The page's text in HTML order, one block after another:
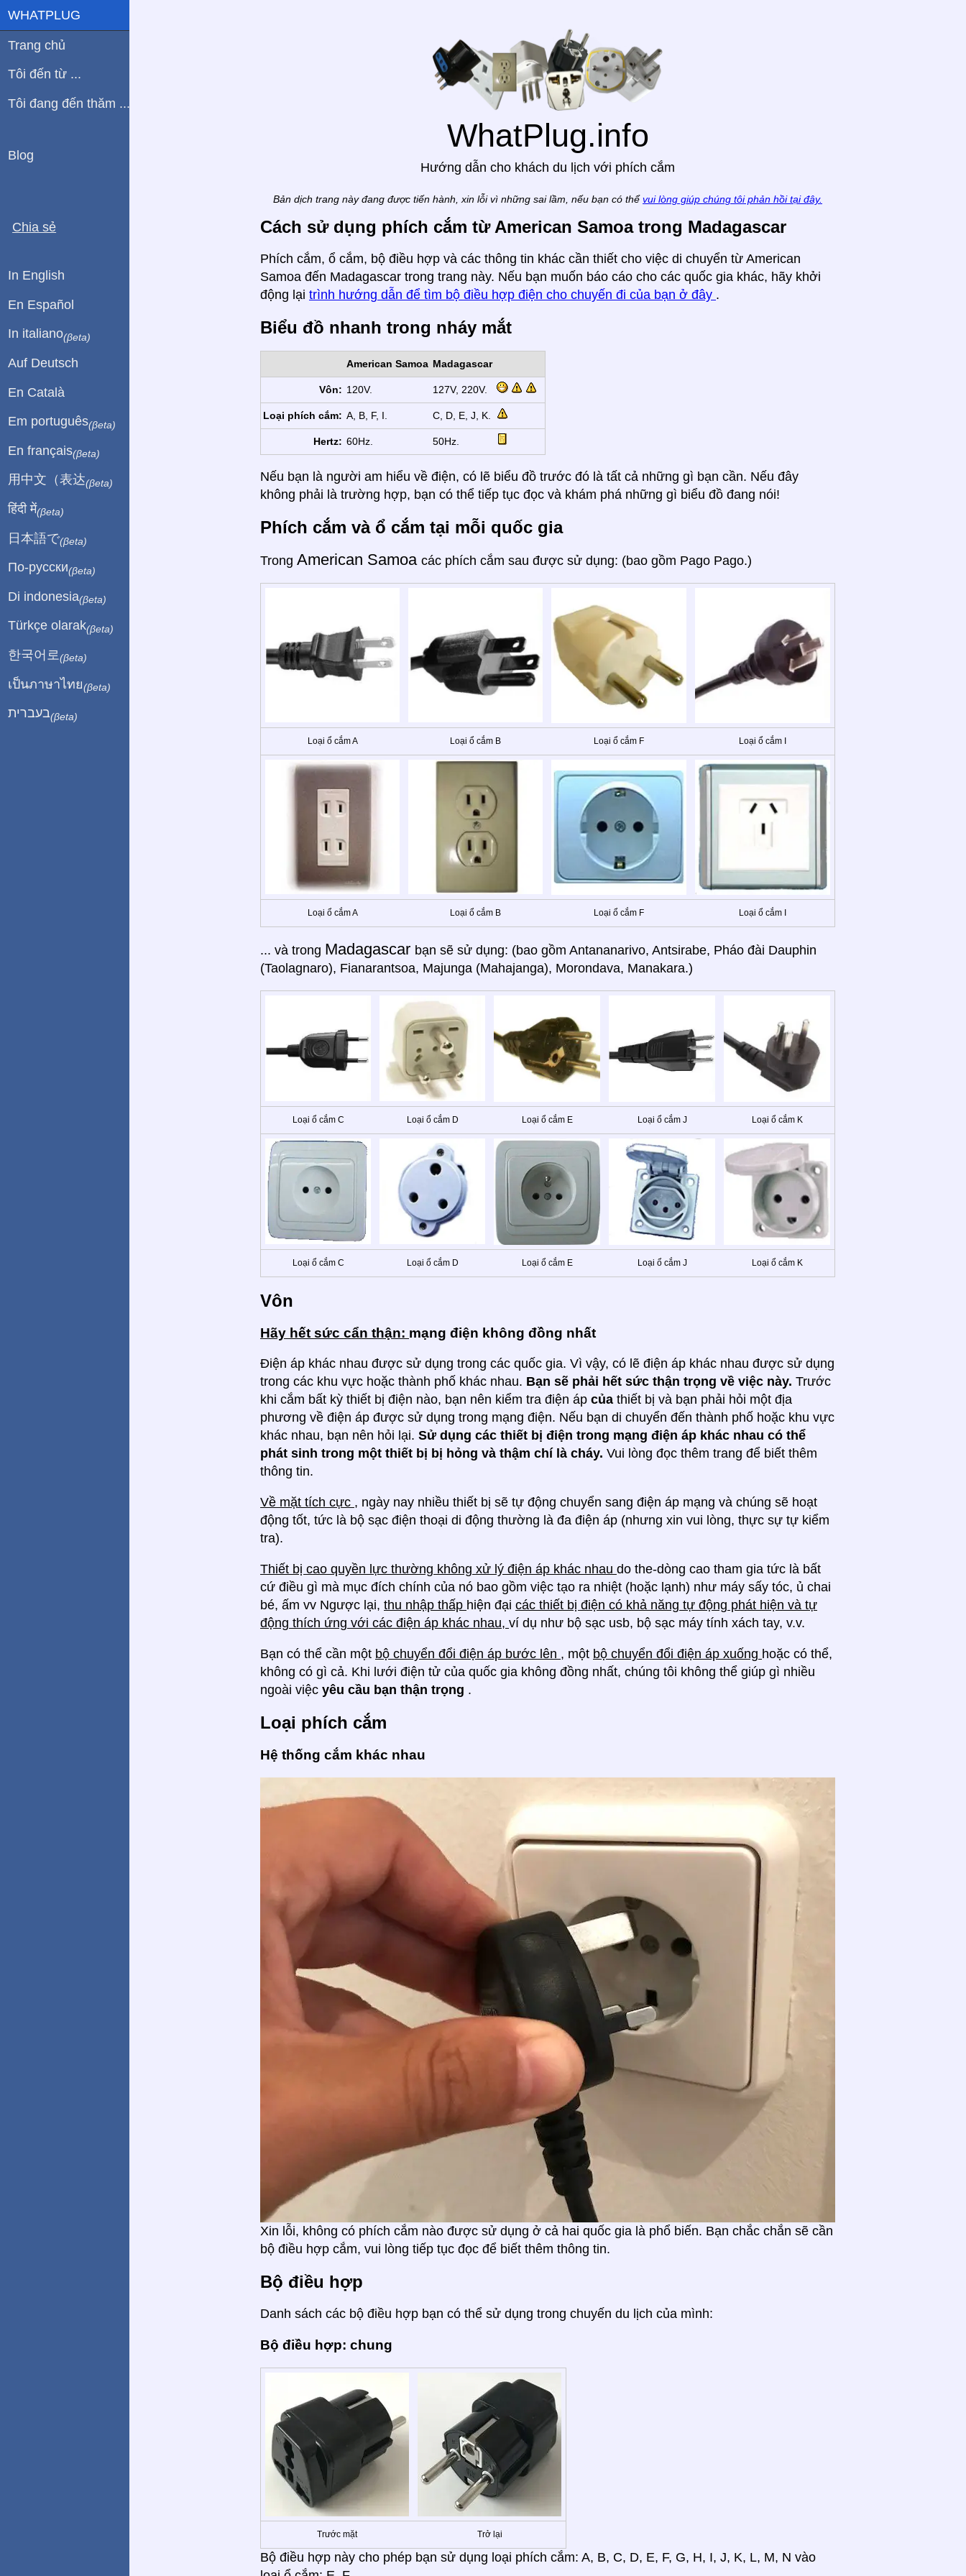
WhatPlug.info
Hướng dẫn cho khách du lịch với phích cắm
Bản dịch trang này đang được tiến hành, xin lỗi vì những sai lầm, nếu bạn có thể vui lòng giúp chúng tôi phản hồi tại đây.
Cách sử dụng phích cắm từ American Samoa trong Madagascar
Phích cắm, ổ cắm, bộ điều hợp và các thông tin khác cần thiết cho việc di chuyển từ American
Samoa đến Madagascar trong trang này. Nếu bạn muốn báo cáo cho các quốc gia khác, hãy khởi
động lại trình hướng dẫn để tìm bộ điều hợp điện cho chuyến đi của bạn ở đây .
Biểu đồ nhanh trong nháy mắt
American Samoa Madagascar
Vôn: 120V. 127V, 220V.
Loại phích cắm: A, B, F, I. C, D, E, J, K.
Hertz: 60Hz. 50Hz.
Nếu bạn là người am hiểu về điện, có lẽ biểu đồ trước đó là tất cả những gì bạn cần. Nếu đây
không phải là trường hợp, bạn có thể tiếp tục đọc và khám phá những gì biểu đồ đang nói!
Phích cắm và ổ cắm tại mỗi quốc gia
Trong American Samoa các phích cắm sau được sử dụng: (bao gồm Pago Pago.)
Loại ổ cắm A Loại ổ cắm B Loại ổ cắm F Loại ổ cắm I
Loại ổ cắm A Loại ổ cắm B Loại ổ cắm F Loại ổ cắm I
... và trong Madagascar bạn sẽ sử dụng: (bao gồm Antananarivo, Antsirabe, Pháo đài Dauphin
(Taolagnaro), Fianarantsoa, Majunga (Mahajanga), Morondava, Manakara.)
Loại ổ cắm C Loại ổ cắm D Loại ổ cắm E Loại ổ cắm J Loại ổ cắm K
Loại ổ cắm C Loại ổ cắm D Loại ổ cắm E Loại ổ cắm J Loại ổ cắm K
Vôn
Hãy hết sức cẩn thận: mạng điện không đồng nhất
Điện áp khác nhau được sử dụng trong các quốc gia. Vì vậy, có lẽ điện áp khác nhau được sử dụng
trong các khu vực hoặc thành phố khác nhau. Bạn sẽ phải hết sức thận trọng về việc này. Trước
khi cắm bất kỳ thiết bị điện nào, bạn nên kiểm tra điện áp của thiết bị và bạn phải hỏi một địa
phương về điện áp được sử dụng trong mạng điện. Nếu bạn di chuyển đến thành phố hoặc khu vực
khác nhau, bạn nên hỏi lại. Sử dụng các thiết bị điện trong mạng điện áp khác nhau có thể
phát sinh trong một thiết bị bị hỏng và thậm chí là cháy. Vui lòng đọc thêm trang để biết thêm
thông tin.
Về mặt tích cực , ngày nay nhiều thiết bị sẽ tự động chuyển sang điện áp mạng và chúng sẽ hoạt
động tốt, tức là bộ sạc điện thoại di động thường là đa điện áp (nhưng xin vui lòng, thực sự tự kiểm
tra).
Thiết bị cao quyền lực thường không xử lý điện áp khác nhau do the-dòng cao tham gia tức là bất
cứ điều gì mà mục đích chính của nó bao gồm việc tạo ra nhiệt (hoặc lạnh) như máy sấy tóc, ủ chai
bé, ấm vv Ngược lại, thu nhập thấp hiện đại các thiết bị điện có khả năng tự động phát hiện và tự
động thích ứng với các điện áp khác nhau, ví dụ như bộ sạc usb, bộ sạc máy tính xách tay, v.v.
Bạn có thể cần một bộ chuyển đổi điện áp bước lên , một bộ chuyển đổi điện áp xuống hoặc có thể,
không có gì cả. Khi lưới điện tử của quốc gia không đồng nhất, chúng tôi không thể giúp gì nhiều
ngoài việc yêu cầu bạn thận trọng .
Loại phích cắm
Hệ thống cắm khác nhau
Xin lỗi, không có phích cắm nào được sử dụng ở cả hai quốc gia là phổ biến. Bạn chắc chắn sẽ cần
bộ điều hợp cắm, vui lòng tiếp tục đọc để biết thêm thông tin.
Bộ điều hợp
Danh sách các bộ điều hợp bạn có thể sử dụng trong chuyến du lịch của mình:
Bộ điều hợp: chung
Trước mặt Trở lại
Bộ điều hợp này cho phép bạn sử dụng loại phích cắm: A, B, C, D, E, F, G, H, I, J, K, L, M, N vào
WHATPLUG
Trang chủ
Tôi đến từ ...
Tôi đang đến thăm ...
Blog
Chia sẻ
In English
En Español
In italiano(βeta)
Auf Deutsch
En Català
Em português(βeta)
En français(βeta)
用中文（表达(βeta)
हिंदी में(βeta)
日本語で(βeta)
По-русски(βeta)
Di indonesia(βeta)
Türkçe olarak(βeta)
한국어로 (βeta)
เป็นภาษาไทย(βeta)
בעברית(βeta)